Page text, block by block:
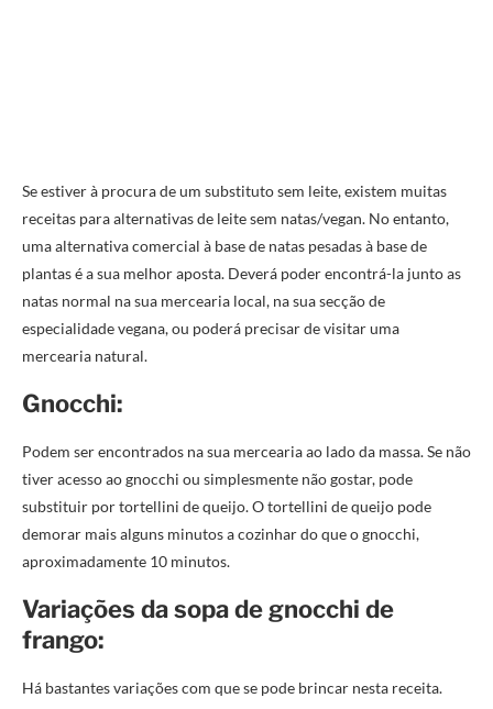
Se estiver à procura de um substituto sem leite, existem muitas
receitas para alternativas de leite sem natas/vegan. No entanto,
uma alternativa comercial à base de natas pesadas à base de
plantas é a sua melhor aposta. Deverá poder encontrá-la junto as
natas normal na sua mercearia local, na sua secção de
especialidade vegana, ou poderá precisar de visitar uma
mercearia natural.
Gnocchi:
Podem ser encontrados na sua mercearia ao lado da massa. Se não
tiver acesso ao gnocchi ou simplesmente não gostar, pode
substituir por tortellini de queijo. O tortellini de queijo pode
demorar mais alguns minutos a cozinhar do que o gnocchi,
aproximadamente 10 minutos.
Variações da sopa de gnocchi de
frango:
Há bastantes variações com que se pode brincar nesta receita.